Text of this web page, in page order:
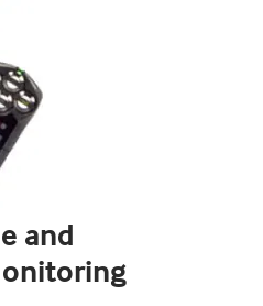
and